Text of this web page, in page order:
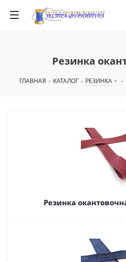
Резинка
ГЛАВНАЯ - КАТАЛОГ - РЕЗИНКА -
Резинка